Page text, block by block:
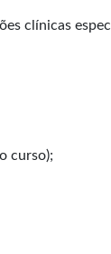
clínicas
curso);